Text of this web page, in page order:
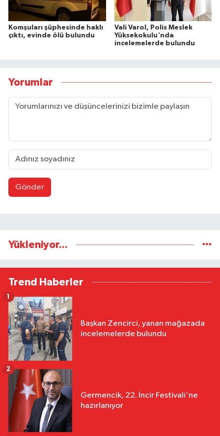
Komşuları şüphesinde haklı
çıktı, evinde ölü bulundu
Vali Varol, Polis Meslek
Yüksekokulu'nda
incelemelerde bulundu
Yorumlar
Gönder
Yükleniyor...
Trend Haberler
Başkan Zencirci, yanan mağazada
incelemelerde bulundu
1
Germencik, 22. İncir Festivali'ne
hazırlanıyor
2